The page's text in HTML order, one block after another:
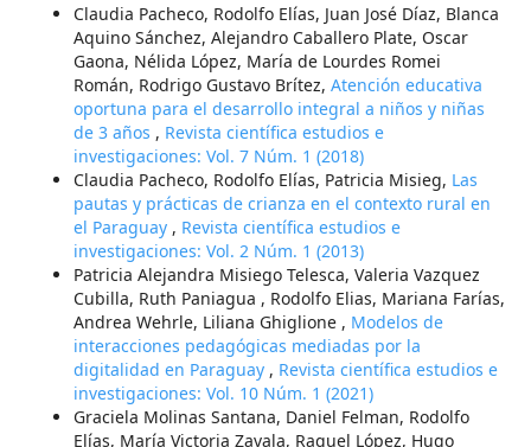
Claudia Pacheco, Rodolfo Elías, Juan José Díaz, Blanca
Aquino Sánchez, Alejandro Caballero Plate, Oscar
Gaona, Nélida López, María de Lourdes Romei
Román, Rodrigo Gustavo Brítez, Atención educativa
oportuna para el desarrollo integral a niños y niñas
de 3 años , Revista científica estudios e
investigaciones: Vol. 7 Núm. 1 (2018)
Claudia Pacheco, Rodolfo Elías, Patricia Misieg, Las
pautas y prácticas de crianza en el contexto rural en
el Paraguay , Revista científica estudios e
investigaciones: Vol. 2 Núm. 1 (2013)
Patricia Alejandra Misiego Telesca, Valeria Vazquez
Cubilla, Ruth Paniagua , Rodolfo Elias, Mariana Farías,
Andrea Wehrle, Liliana Ghiglione , Modelos de
interacciones pedagógicas mediadas por la
digitalidad en Paraguay , Revista científica estudios e
investigaciones: Vol. 10 Núm. 1 (2021)
Graciela Molinas Santana, Daniel Felman, Rodolfo
Elías, María Victoria Zavala, Raquel López, Hugo